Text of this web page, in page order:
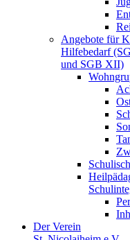
Angebote für
Hilfebedarf
und SGB XII)
Der Verein